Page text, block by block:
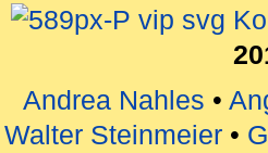
Andrea Nahles •
Walter Steinmeier •